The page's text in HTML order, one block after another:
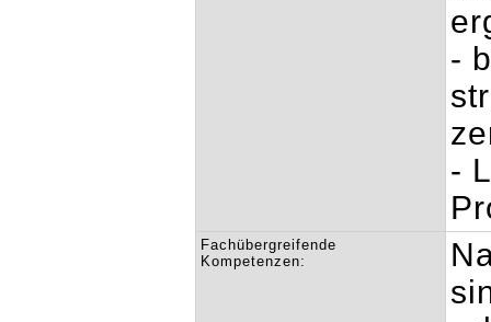
-
-
Fachübergreifende
Kompetenzen: